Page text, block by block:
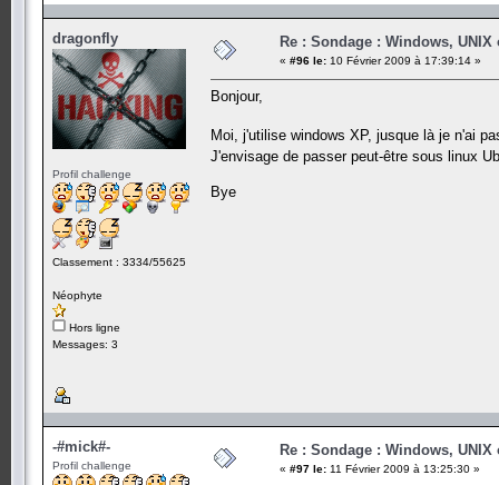
dragonfly
Profil challenge
Classement : 3334/55625
Néophyte
Hors ligne
Messages: 3
Re : Sondage : Windows, UNIX
« #96 le: 10 Février 2009 à 17:39:14 »
Bonjour,
Moi, j'utilise windows XP, jusque là je n'ai
J'envisage de passer peut-être sous linux
Bye
-#mick#-
Profil challenge
Re : Sondage : Windows, UNIX
« #97 le: 11 Février 2009 à 13:25:30 »